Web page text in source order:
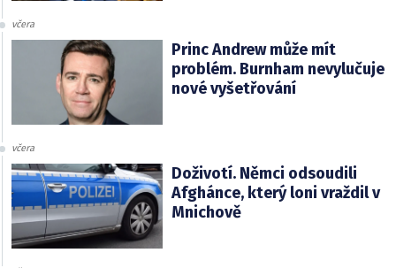
včera
Princ Andrew může mít
problém. Burnham nevylučuje
nové vyšetřování
včera
Doživotí. Němci odsoudili
Afghánce, který loni vraždil v
Mnichově